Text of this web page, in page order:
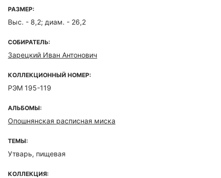
РАЗМЕР:
Выс. - 8,2; диам. - 26,2
СОБИРАТЕЛЬ:
Зарецкий Иван Антонович
КОЛЛЕКЦИОННЫЙ НОМЕР:
РЭМ 195-119
АЛЬБОМЫ:
Опошнянская расписная миска
ТЕМЫ:
Утварь, пищевая
КОЛЛЕКЦИЯ: